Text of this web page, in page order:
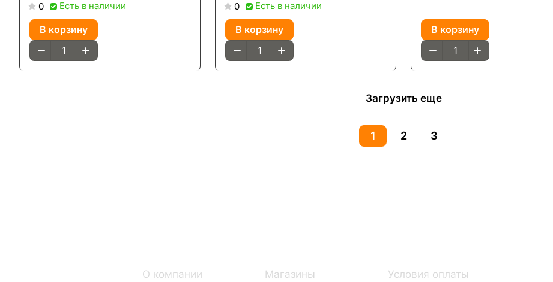
0 Есть в наличии
В корзину
0 Есть в наличии
В корзину В корзину
Загрузить еще
1 2 3
О компании Магазины Условия оплаты